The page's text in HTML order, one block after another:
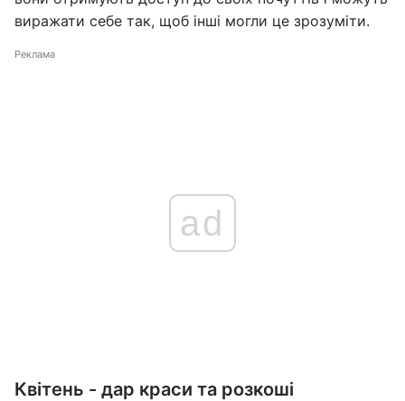
виражати себе так, щоб інші могли це зрозуміти.
Реклама
ad
Квітень - дар краси та розкоші